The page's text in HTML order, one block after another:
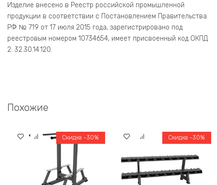
Изделие внесено в Реестр российской промышленной
продукции в соответствии с Постановлением Правительства
РФ № 719 от 17 июля 2015 года, зарегистрировано под
реестровым номером 10734654, имеет присвоенный код ОКПД
2: 32.30.14.120.
Похожие
Скидка -30% Скидка -30%